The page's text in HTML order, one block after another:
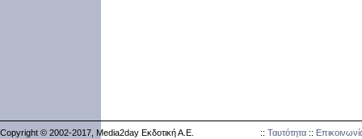
Copyright © 2002-2017, Media2day Εκδοτική Α.Ε. :: Ταυτότητα ::